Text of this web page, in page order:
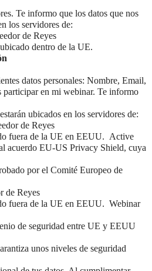
Te informo que los datos que nos
los servidores de:
de Reyes
dentro de la UE.
datos personales: Nombre, Email,
participar en mi webinar. Te informo
ubicados en los servidores de:
de Reyes
fuera de la UE en EEUU. Active
acuerdo EU-US Privacy Shield, cuya
por el Comité Europeo de
de Reyes
fuera de la UE en EEUU. Webinar
de seguridad entre UE y EEUU
unos niveles de seguridad